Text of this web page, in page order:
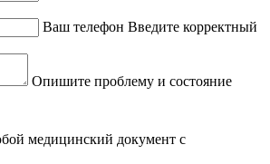
Ваш телефон Введите корректный
Опишите проблему и состояние
медицинский документ с